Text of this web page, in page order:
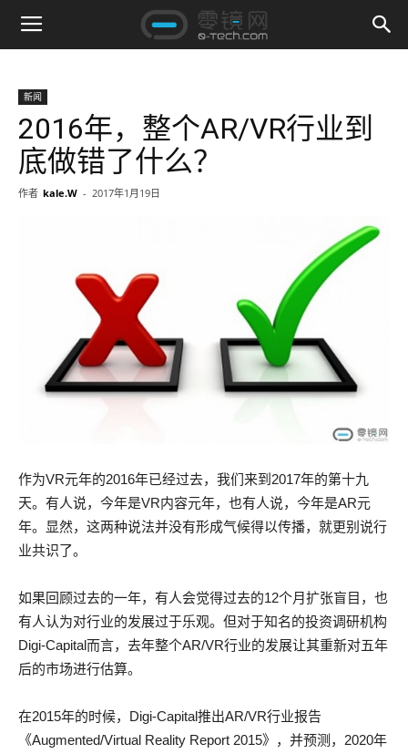
新闻
2016年，整个AR/VR行业到
底做错了什么？
作者 kale.W - 2017年1月19日
作为VR元年的2016年已经过去，我们来到2017年的第十九
天。有人说，今年是VR内容元年，也有人说，今年是AR元
年。显然，这两种说法并没有形成气候得以传播，就更别说行
业共识了。
如果回顾过去的一年，有人会觉得过去的12个月扩张盲目，也
有人认为对行业的发展过于乐观。但对于知名的投资调研机构
Digi-Capital而言，去年整个AR/VR行业的发展让其重新对五年
后的市场进行估算。
在2015年的时候，Digi-Capital推出AR/VR行业报告
《Augmented/Virtual Reality Report 2015》，并预测，2020年